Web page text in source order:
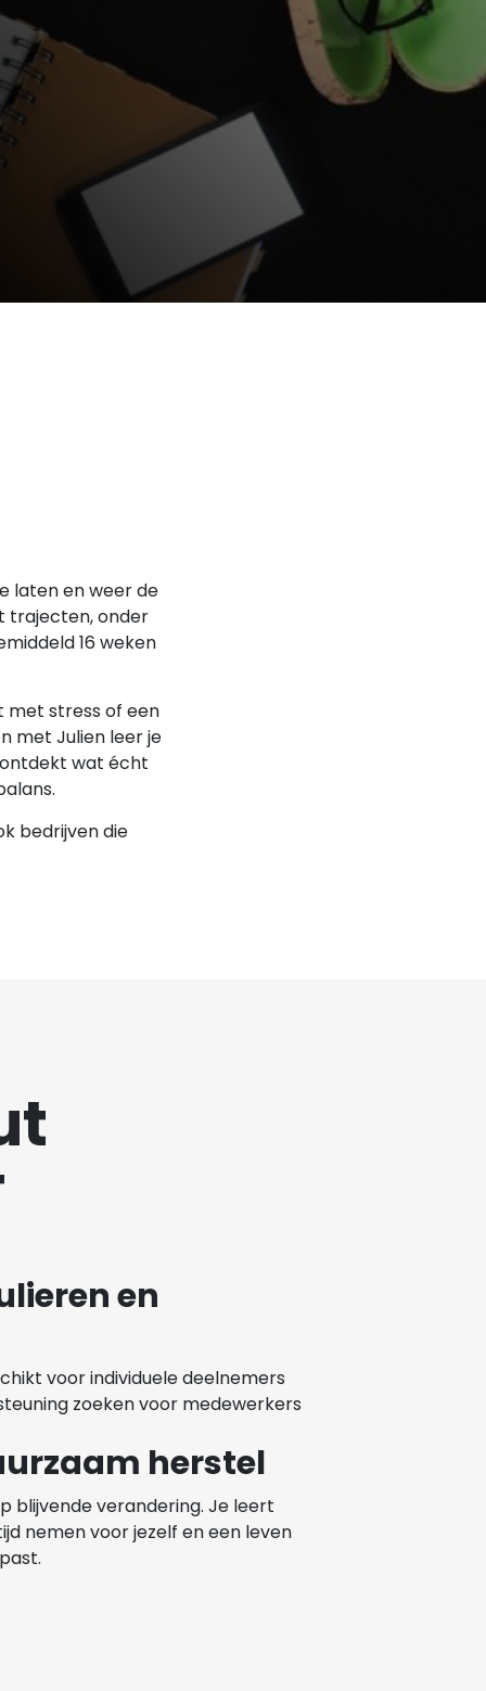
laten en weer de
trajecten, onder
16 weken
met stress of een
met Julien leer je
wat écht
bedrijven die
en
voor individuele deelnemers
zoeken voor medewerkers
herstel
blijvende verandering. Je leert
nemen voor jezelf en een leven